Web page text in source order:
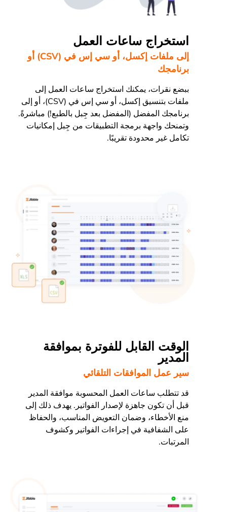
استخراج ساعات العمل
إلى ملفات إكسل، أو سي إس في (CSV) أو
برنامجك
ببضع نقرات، يمكنك استخراج ساعات العمل إلى
ملفات بتنسيق إكسل، أو سي إس في (CSV)، أو إلى
برنامجك المفضل (المفضل بعد جِبل بالطبع!) مباشرةً.
وتمنحك واجهة برمجة التطبيقات من جِبل إمكانيات
تكامل غير محدودة تقريبًا.
الوقت القابل للفوترة بموافقة
المدير
سير عمل الموافقات التلقائي
قد تتطلب ساعات العمل المحسوبة موافقة المدير
قبل أن تكون جاهزة لإصدار الفواتير. يهدف ذلك إلى
منع الأخطاء، وضمان التعويض المناسب، والحفاظ
على الشفافية في إجراءات الفواتير وكشوف
المرتبات.